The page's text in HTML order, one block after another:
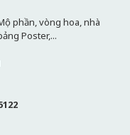
phần, vòng hoa, nhà
Poster,...